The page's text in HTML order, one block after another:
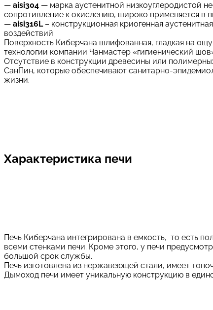
— aisi304 — марка аустенитной низкоуглеродистой
сопротивление к окислению, широко применяется в
— aisi316L– конструкционная криогенная
воздействий.
Поверхность Киберчана шлифованная, гладкая на
технологии компании Чанмастер «гигиенический
Отсутствие в конструкции древесины или
СанПин, которые обеспечивают санитарно-
жизни.
Характеристика печи
Печь Киберчана интегрирована в емкость, то есть
всеми стенками печи. Кроме этого, у печи
большой срок службы.
Печь изготовлена из нержавеющей стали, имеет
Дымоход печи имеет уникальную конструкцию в